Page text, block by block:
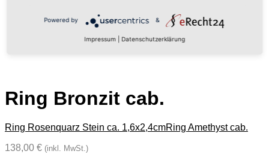
Ring Bronzit cab.
Ring Rosenquarz Stein ca. 1,6x2,4cmRing Amethyst cab.
138,00 € (inkl. MwSt.)
Powered by &
Impressum Datenschutzerklärung